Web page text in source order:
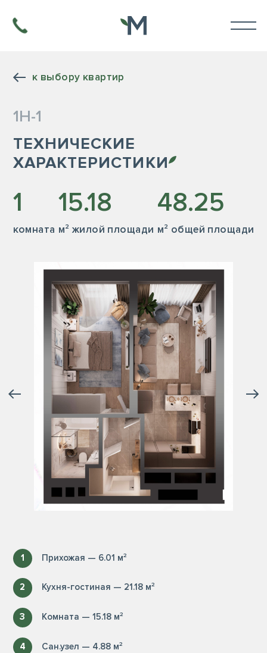
к выбору квартир
1Н-1
ТЕХНИЧЕСКИЕ
ХАРАКТЕРИСТИКИ
1
комната
15.18
м² жилой площади
48.25
м² общей площади
1 Прихожая — 6.01 м²
2 Кухня-гостиная — 21.18 м²
3 Комната — 15.18 м²
4 Сан.узел — 4.88 м²